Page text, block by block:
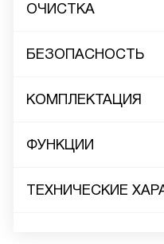
ОЧИСТКА
БЕЗОПАСНОСТЬ
КОМПЛЕКТАЦИЯ
ФУНКЦИИ
ТЕХНИЧЕСКИЕ